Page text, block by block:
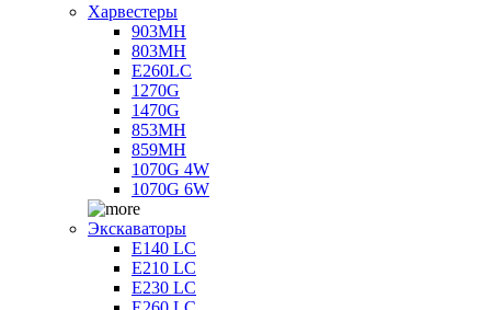
Харвестеры
903MH
803MH
E260LC
1270G
1470G
853MH
859MH
1070G 4W
1070G 6W
Экскаваторы
E140 LC
E210 LC
E230 LC